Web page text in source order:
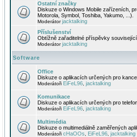
Ostatní značky
Diskuze o Windows Mobile zařízeních,
Motorola, Symbol, Toshiba, Yakumo, ...).
Moderátorjacktalking
Příslušenství
Obtížně zařaditelné příspěvky
Moderátorjacktalking
Software
Office
Diskuze o aplikacích určených pro
Moderátoři EiFeL96 jacktalking
Komunikace
Diskuze o aplikacích určených pro
Moderátoři EiFeL96 jacktalking
Multimédia
Diskuze o multimediálně zaměřených
Moderátoři cHaOOs EiFeL96 jacktalking